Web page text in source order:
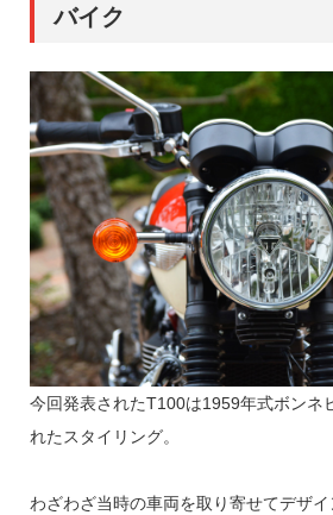
バイク
今回発表されたT100は1959年式ボンネ
れたスタイリング。
わざわざ当時の車両を取り寄せてデザ